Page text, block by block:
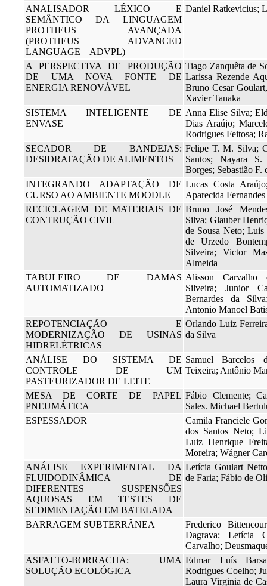
ANALISADOR LÉXICO E
SEMÂNTICO DA LINGUAGEM
PROTHEUS AVANÇADA
(PROTHEUS ADVANCED
LANGUAGE – ADVPL)
Daniel Ratkevicius;
A PERSPECTIVA DE PRODUÇÃO
DE UMA NOVA FONTE DE
ENERGIA RENOVÁVEL
Tiago Zanquêta de
Larissa Rezende
Bruno Cesar
Xavier Tanaka
SISTEMA INTELIGENTE DE
ENVASE
Anna Elise Silva;
Dias Araújo;
Rodrigues Feitosa;
SECADOR DE BANDEJAS:
DESIDRATAÇÃO DE ALIMENTOS
Felipe T. M. Silva;
Santos; Nayara
Borges; Sebastião F.
INTEGRANDO ADAPTAÇÃO DE
CURSO AO AMBIENTE MOODLE
Lucas Costa
Aparecida Fernandes
RECICLAGEM DE MATERIAIS DE
CONTRUÇÃO CIVIL
Bruno José
Silva; Glauber
de Sousa Neto;
de Urzedo
Silveira; Victor
Almeida
TABULEIRO DE DAMAS
AUTOMATIZADO
Alisson Carvalho
Silveira; Junior
Bernardes da
Antonio Manoel
REPOTENCIAÇÃO E
MODERNIZAÇÃO DE USINAS
HIDRELÉTRICAS
Orlando Luiz
da Silva
ANÁLISE DO SISTEMA DE
CONTROLE DE UM
PASTEURIZADOR DE LEITE
Samuel Barcelos
Teixeira; Antônio
MESA DE CORTE DE PAPEL
PNEUMÁTICA
Fábio Clemente;
Sales. Michael
ESPESSADOR
Camila Franciele
dos Santos Neto;
Luiz Henrique
Moreira; Wágner
ANÁLISE EXPERIMENTAL DA
FLUIDODINÂMICA DE
DIFERENTES SUSPENSÕES
AQUOSAS EM TESTES DE
SEDIMENTAÇÃO EM BATELADA
Letícia Goulart
de Faria; Fábio de
BARRAGEM SUBTERRÂNEA
Frederico
Dagrava; Letícia
Carvalho;
ASFALTO-BORRACHA: UMA
SOLUÇÃO ECOLÓGICA
Edmar Luís
Rodrigues Coelho;
Laura Virginia de